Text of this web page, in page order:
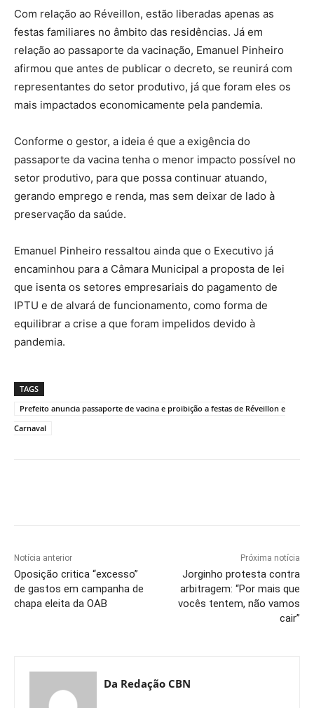
Com relação ao Réveillon, estão liberadas apenas as
festas familiares no âmbito das residências. Já em
relação ao passaporte da vacinação, Emanuel Pinheiro
afirmou que antes de publicar o decreto, se reunirá com
representantes do setor produtivo, já que foram eles os
mais impactados economicamente pela pandemia.
Conforme o gestor, a ideia é que a exigência do
passaporte da vacina tenha o menor impacto possível no
setor produtivo, para que possa continuar atuando,
gerando emprego e renda, mas sem deixar de lado à
preservação da saúde.
Emanuel Pinheiro ressaltou ainda que o Executivo já
encaminhou para a Câmara Municipal a proposta de lei
que isenta os setores empresariais do pagamento de
IPTU e de alvará de funcionamento, como forma de
equilibrar a crise a que foram impelidos devido à
pandemia.
TAGS
Prefeito anuncia passaporte de vacina e proibição a festas de Réveillon e
Carnaval
Notícia anterior
Oposição critica “excesso”
de gastos em campanha de
chapa eleita da OAB
Próxima notícia
Jorginho protesta contra
arbitragem: “Por mais que
vocês tentem, não vamos
cair”
Da Redação CBN